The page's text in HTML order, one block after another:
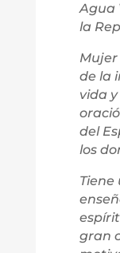
Agua
la
Mujer
de la
vida
del
los
Tiene
gran